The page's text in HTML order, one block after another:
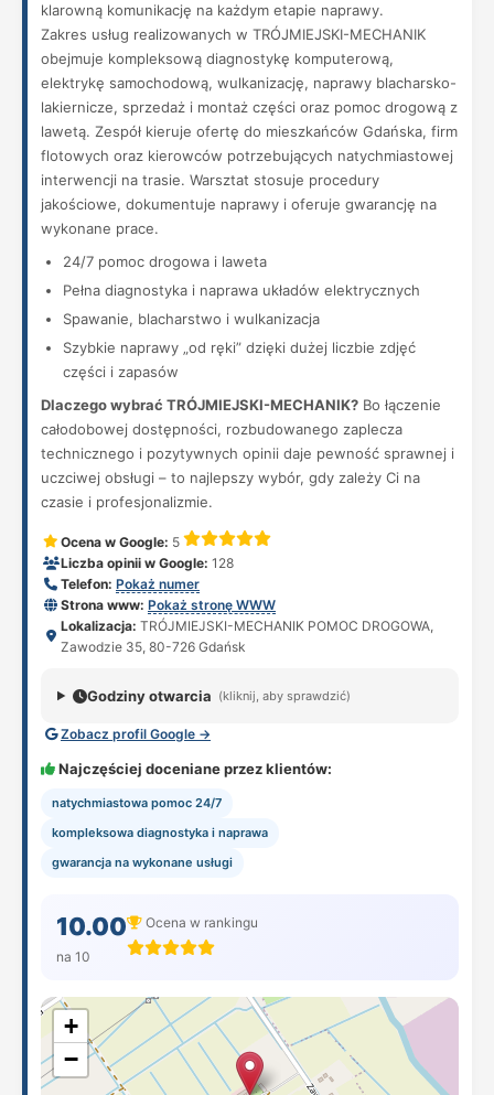
klarowną komunikację na każdym etapie naprawy.
Zakres usług realizowanych w TRÓJMIEJSKI-MECHANIK
obejmuje kompleksową diagnostykę komputerową,
elektrykę samochodową, wulkanizację, naprawy blacharsko-
lakiernicze, sprzedaż i montaż części oraz pomoc drogową z
lawetą. Zespół kieruje ofertę do mieszkańców Gdańska, firm
flotowych oraz kierowców potrzebujących natychmiastowej
interwencji na trasie. Warsztat stosuje procedury
jakościowe, dokumentuje naprawy i oferuje gwarancję na
wykonane prace.
24/7 pomoc drogowa i laweta
Pełna diagnostyka i naprawa układów elektrycznych
Spawanie, blacharstwo i wulkanizacja
Szybkie naprawy „od ręki” dzięki dużej liczbie zdjęć
części i zapasów
Dlaczego wybrać TRÓJMIEJSKI-MECHANIK? Bo łączenie
całodobowej dostępności, rozbudowanego zaplecza
technicznego i pozytywnych opinii daje pewność sprawnej i
uczciwej obsługi – to najlepszy wybór, gdy zależy Ci na
czasie i profesjonalizmie.
Ocena w Google: 5
Liczba opinii w Google: 128
Telefon: Pokaż numer
Strona www: Pokaż stronę WWW
Lokalizacja: TRÓJMIEJSKI-MECHANIK POMOC DROGOWA,
Zawodzie 35, 80-726 Gdańsk
Godziny otwarcia (kliknij, aby sprawdzić)
Zobacz profil Google →
Najczęściej doceniane przez klientów:
natychmiastowa pomoc 24/7
kompleksowa diagnostyka i naprawa
gwarancja na wykonane usługi
10.00
na 10
Ocena w rankingu
+
−